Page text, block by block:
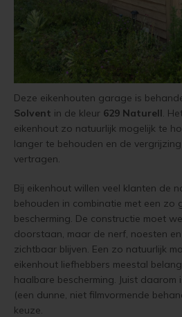
Vloerverf
Vloerolie
White wash beits
Primers
Houten huis verven
Houten huis wit verven
Tuinhuis behandelen
Tuinhuis olien
Tuinhuis verven
Woonboot behandelen
Woonboot oliën
Woonboot beitsen
Douglas white wash
Douglas hout impregneren en beitsen
Eikenhout impregneren en beitsen
Eikenhouten garage oliën
Zweedse woning schilderen
Blokhut beitsen
Veranda verven met de meest duurzame
Tuinhuis verven in de kleuren wit en grijs
Jotun Panellakk Kleuren
Jotun NCS Kleurenwaaier
Jotun RAL Kleurenwaaier
Olympic Stain Kleuren
Sikkens 3031 - 4041 kleuren
Jotun oude kleuren
Jotun Kleurencombinaties
Trebitt Oljebeis
Trebitt Matt Oljebeis
Trebitt Woodcare
Trestjerner Betongolje
Primadekk 02
Benar
Demidekk Ultimate Tackfarg
Oude Jotun Producten
Reclameren
Retour
Duurzaamheid
Garantie, Privacy & Cookie Voorwaarden
Deze eikenhouten garage is
Solvent in de kleur 629 Naturell.
eikenhout zo natuurlijk mogelijk te
langer te behouden en de
vertragen.
Bij eikenhout willen veel klanten de
behouden in combinatie met een zo
bescherming. De constructie moet
doorstaan, maar de nerf, noesten
zichtbaar blijven. Een zo natuurlijk
eikenhout liefhebbers meestal
haalbare bescherming. Juist
(een dunne, niet filmvormende
keuze.